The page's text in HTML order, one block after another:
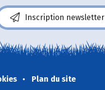
Inscription newsletter
Plan du site